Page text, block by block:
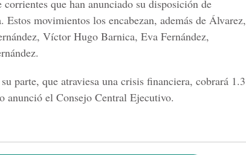
que han anunciado su disposición de
movimientos los encabezan, además de Álvarez,
Víctor Hugo Barnica, Eva Fernández,
parte, que atraviesa una crisis financiera, cobrará 1.3
anunció el Consejo Central Ejecutivo.